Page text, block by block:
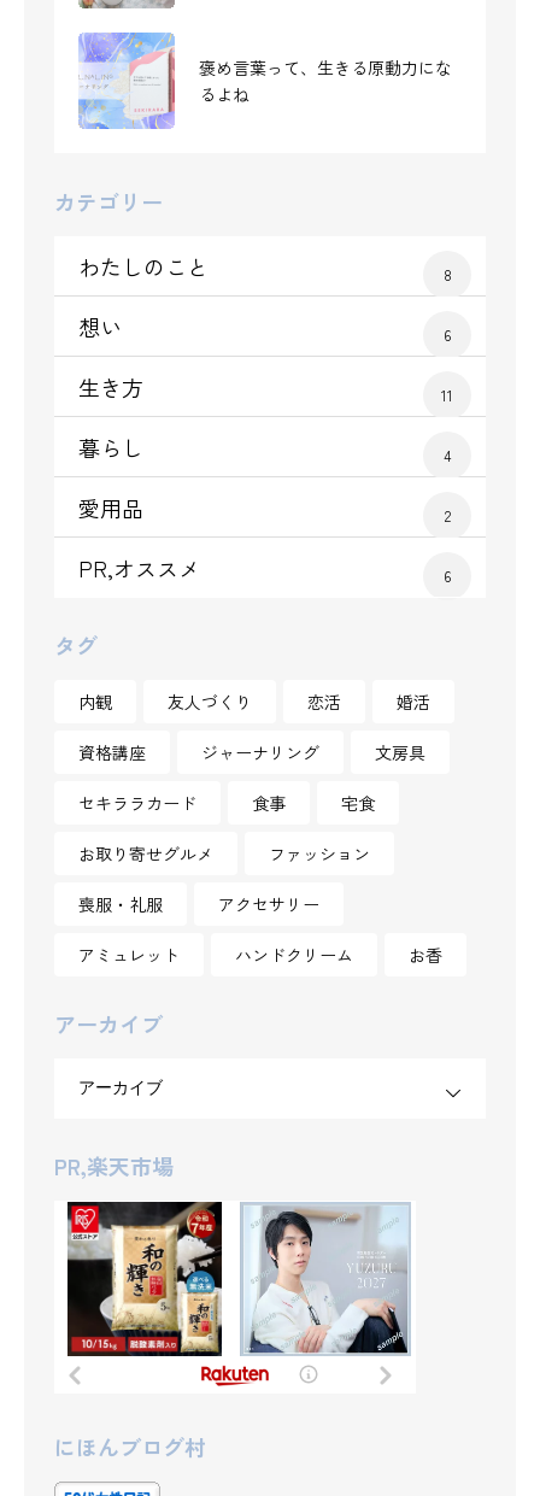
褒め言葉って、生きる原動力にな
るよね
褒め言葉って、生きる原動力にな
るよね
カテゴリー
わたしのこと 8
想い 6
生き方 11
暮らし 4
愛用品 2
PR,オススメ 6
タグ
内観 友人づくり 恋活 婚活
資格講座 ジャーナリング 文房具
セキララカード 食事 宅食
お取り寄せグルメ ファッション
喪服・礼服 アクセサリー
アミュレット ハンドクリーム お香
アーカイブ
PR,楽天市場
にほんブログ村